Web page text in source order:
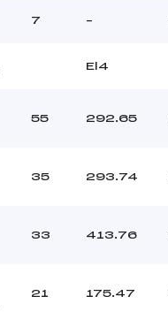
7 –
El4
55 292.65
35 293.74
33 413.76
21 175.47